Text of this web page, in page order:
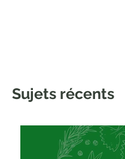
Sujets récents